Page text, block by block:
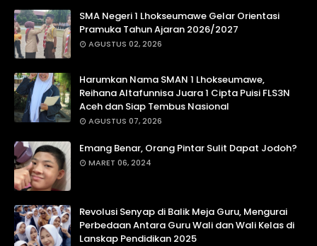
SMA Negeri 1 Lhokseumawe Gelar Orientasi
Pramuka Tahun Ajaran 2026/2027
AGUSTUS 02, 2026
Harumkan Nama SMAN 1 Lhokseumawe,
Reihana Altafunnisa Juara 1 Cipta Puisi FLS3N
Aceh dan Siap Tembus Nasional
AGUSTUS 07, 2026
Emang Benar, Orang Pintar Sulit Dapat Jodoh?
MARET 06, 2024
Revolusi Senyap di Balik Meja Guru, Mengurai
Perbedaan Antara Guru Wali dan Wali Kelas di
Lanskap Pendidikan 2025